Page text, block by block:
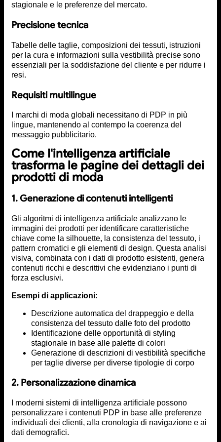
stagionale e le preferenze del mercato.
Precisione tecnica
Tabelle delle taglie, composizioni dei tessuti, istruzioni
per la cura e informazioni sulla vestibilità precise sono
essenziali per la soddisfazione del cliente e per ridurre i
resi.
Requisiti multilingue
I marchi di moda globali necessitano di PDP in più
lingue, mantenendo al contempo la coerenza del
messaggio pubblicitario.
Come l'intelligenza artificiale
trasforma le pagine dei dettagli dei
prodotti di moda
1. Generazione di contenuti intelligenti
Gli algoritmi di intelligenza artificiale analizzano le
immagini dei prodotti per identificare caratteristiche
chiave come la silhouette, la consistenza del tessuto, i
pattern cromatici e gli elementi di design. Questa analisi
visiva, combinata con i dati di prodotto esistenti, genera
contenuti ricchi e descrittivi che evidenziano i punti di
forza esclusivi.
Esempi di applicazioni:
Descrizione automatica del drappeggio e della
consistenza del tessuto dalle foto del prodotto
Identificazione delle opportunità di styling
stagionale in base alle palette di colori
Generazione di descrizioni di vestibilità specifiche
per taglie diverse per diverse tipologie di corpo
2. Personalizzazione dinamica
I moderni sistemi di intelligenza artificiale possono
personalizzare i contenuti PDP in base alle preferenze
individuali dei clienti, alla cronologia di navigazione e ai
dati demografici.